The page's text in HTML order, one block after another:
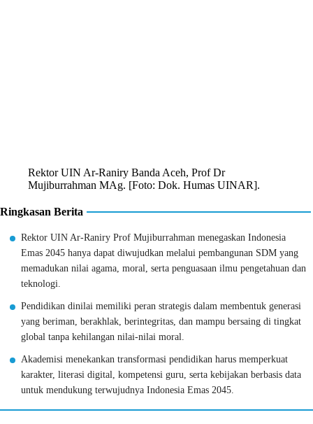
Rektor UIN Ar-Raniry Banda Aceh, Prof Dr
Mujiburrahman MAg. [Foto: Dok. Humas UINAR].
Ringkasan Berita
Rektor UIN Ar-Raniry Prof Mujiburrahman menegaskan Indonesia
Emas 2045 hanya dapat diwujudkan melalui pembangunan SDM yang
memadukan nilai agama, moral, serta penguasaan ilmu pengetahuan dan
teknologi.
Pendidikan dinilai memiliki peran strategis dalam membentuk generasi
yang beriman, berakhlak, berintegritas, dan mampu bersaing di tingkat
global tanpa kehilangan nilai-nilai moral.
Akademisi menekankan transformasi pendidikan harus memperkuat
karakter, literasi digital, kompetensi guru, serta kebijakan berbasis data
untuk mendukung terwujudnya Indonesia Emas 2045.